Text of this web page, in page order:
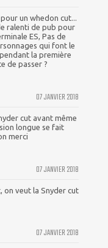
un whedon cut...
ralenti de pub pour
ES, Pas de
qui font le
la première
de passer ?
07 JANVIER 2018
cut avant même
longue se fait
merci
07 JANVIER 2018
on veut la Snyder cut
07 JANVIER 2018